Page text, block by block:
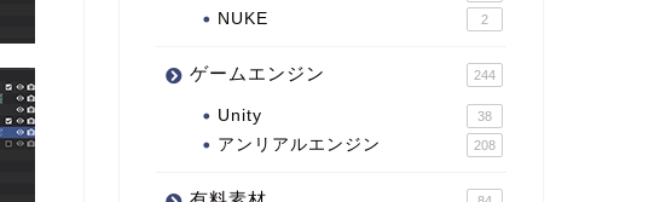
NUKE 2
ゲームエンジン 244
Unity 38
アンリアルエンジン 208